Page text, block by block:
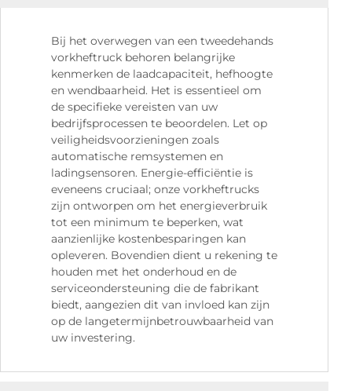
Bij het overwegen van een tweedehands
vorkheftruck behoren belangrijke
kenmerken de laadcapaciteit, hefhoogte
en wendbaarheid. Het is essentieel om
de specifieke vereisten van uw
bedrijfsprocessen te beoordelen. Let op
veiligheidsvoorzieningen zoals
automatische remsystemen en
ladingsensoren. Energie-efficiëntie is
eveneens cruciaal; onze vorkheftrucks
zijn ontworpen om het energieverbruik
tot een minimum te beperken, wat
aanzienlijke kostenbesparingen kan
opleveren. Bovendien dient u rekening te
houden met het onderhoud en de
serviceondersteuning die de fabrikant
biedt, aangezien dit van invloed kan zijn
op de langetermijnbetrouwbaarheid van
uw investering.